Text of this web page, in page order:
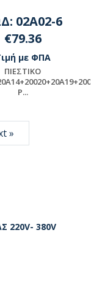
220V- 380V
02A02-6
€79.36
με ΦΠΑ
ΠΙΕΣΤΙΚΟ
P...
ΓΙΑ
»